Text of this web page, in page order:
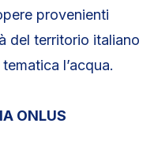
provenienti
del territorio italiano
l’acqua.
ONLUS